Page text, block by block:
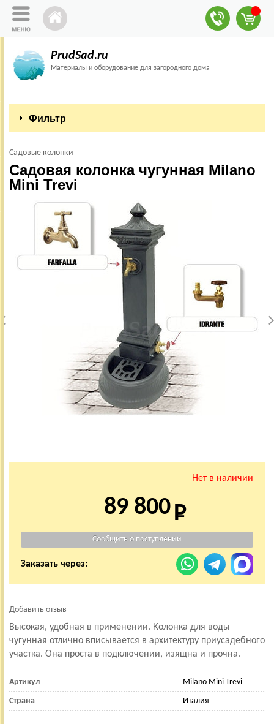
PrudSad.ru
Материалы и оборудование для загородного дома
Фильтр
Садовые колонки
Садовая колонка чугунная Milano
Mini Trevi
Нет в наличии
89 800
Заказать через:
Добавить отзыв
Высокая, удобная в применении. Колонка для воды
чугунная отлично вписывается в архитектуру приусадебного
участка. Она проста в подключении, изящна и прочна.
Артикул Milano Mini Trevi
Страна Италия